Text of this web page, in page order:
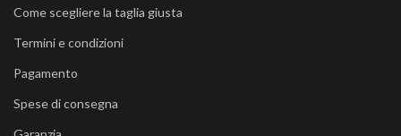
Come scegliere la taglia giusta
Termini e condizioni
Pagamento
Spese di consegna